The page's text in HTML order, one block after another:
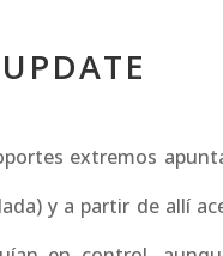
extremos
y a partir de allí